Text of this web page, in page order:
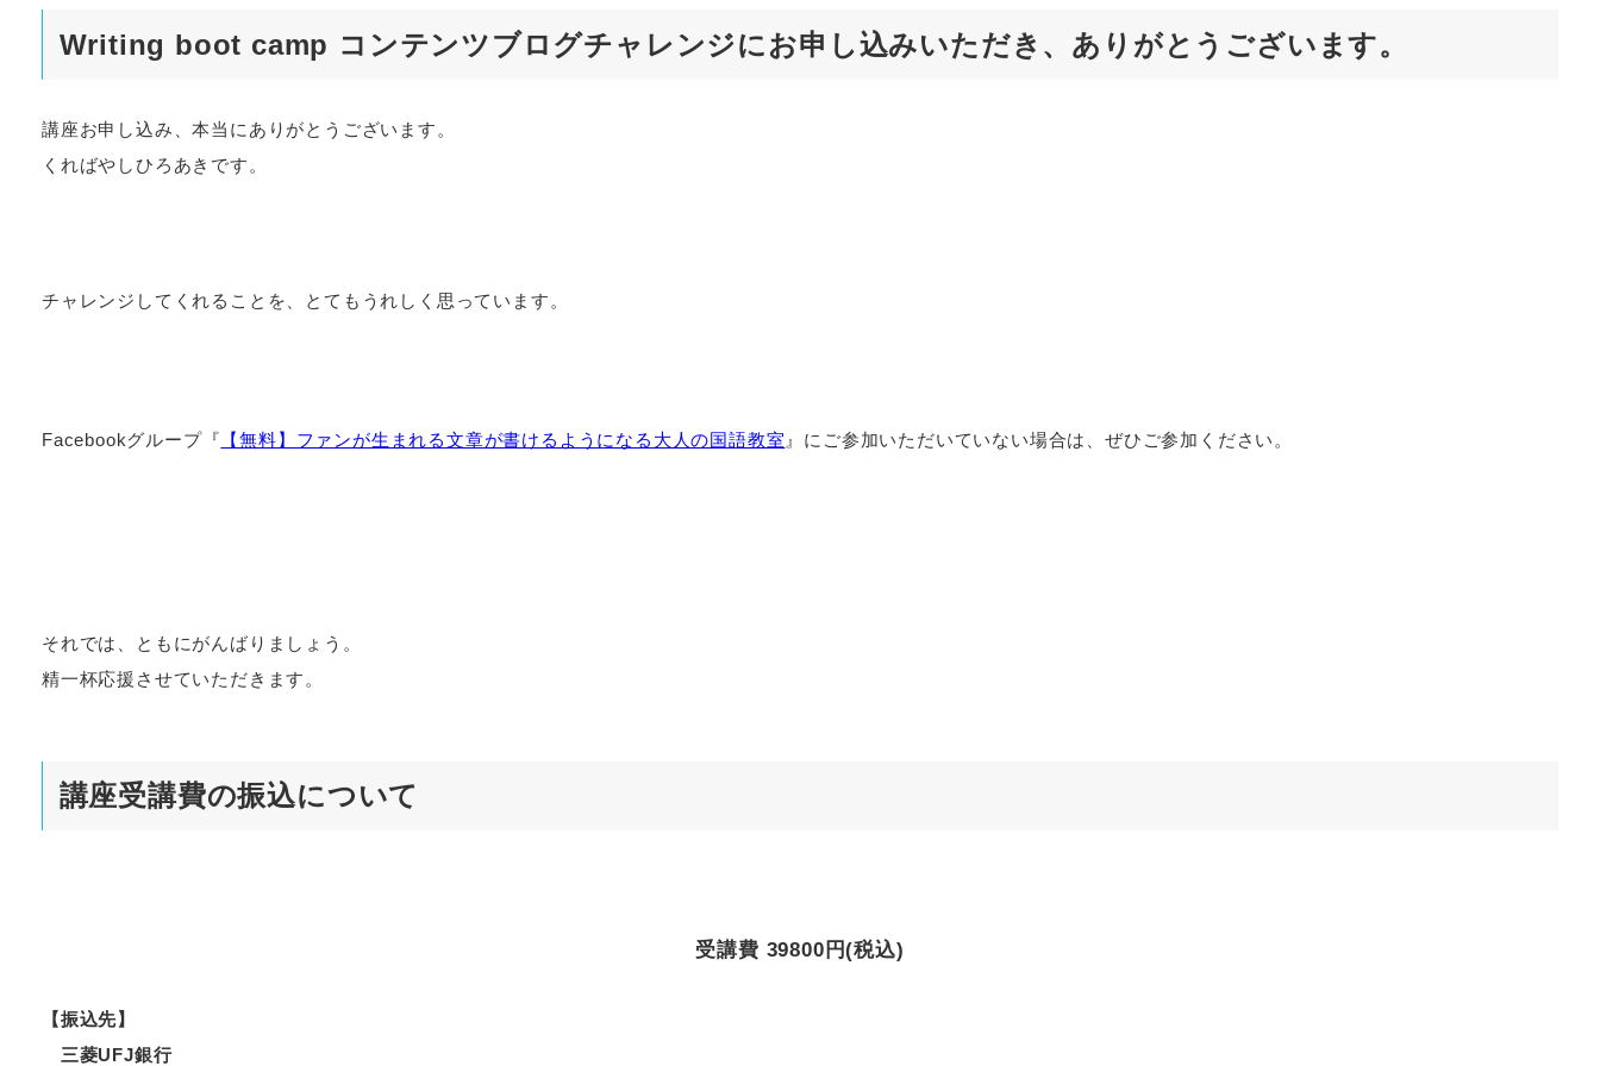
Writing boot camp コンテンツブログチャレンジにお申し込みいただき、ありがとうございます。
講座お申し込み、本当にありがとうございます。
くればやしひろあきです。
チャレンジしてくれることを、とてもうれしく思っています。
Facebookグループ『 【無料】ファンが生まれる文章が書けるようになる大人の国語教室 』にご参加いただいていない場合は、ぜひご参加ください。
それでは、ともにがんばりましょう。
精一杯応援させていただきます。
講座受講費の振込について
受講費 39800円(税込)
【振込先】
三菱UFJ銀行